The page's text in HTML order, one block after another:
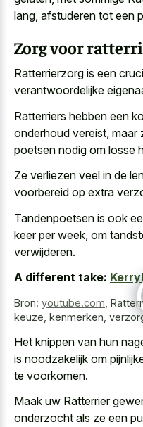
lang, afstuderen tot een
Zorg voor
Ratterrierzorg is een
verantwoordelijke
Ratterriers hebben een
onderhoud vereist, maar
poetsen nodig om losse
Ze verliezen veel in de
voorbereid op extra
Tandenpoetsen is ook
keer per week, om
verwijderen.
A different take:
Bron: youtube.com
keuze, kenmerken,
Het knippen van hun
is noodzakelijk om
te voorkomen.
Maak uw Ratterrier
onderzocht als ze een